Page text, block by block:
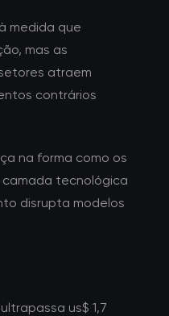
medida que
mas as
atraem
contrários
na forma como os
camada tecnológica
disrupta modelos
us$ 1,7